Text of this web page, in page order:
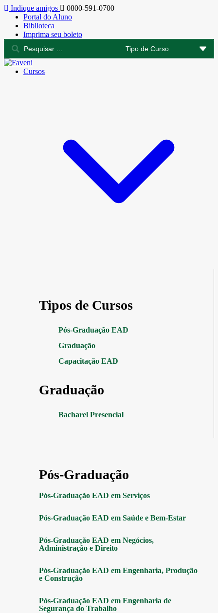
Indique amigos
0800-591-0700
Portal do Aluno
Biblioteca
Imprima seu boleto
Cursos
Tipos de Cursos
Pós-Graduação EAD
Graduação
Capacitação EAD
Graduação
Bacharel Presencial
Pós-Graduação
Pós-Graduação EAD em Serviços
Pós-Graduação EAD em Saúde e Bem-Estar
Pós-Graduação EAD em Negócios,
Administração e Direito
Pós-Graduação EAD em Engenharia, Produção
e Construção
Pós-Graduação EAD em Engenharia de
Segurança do Trabalho